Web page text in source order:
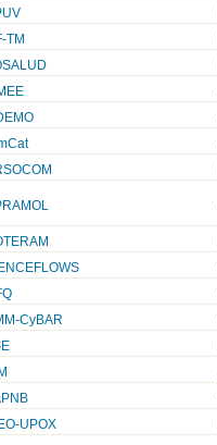
TM
CyBAR
UPOX